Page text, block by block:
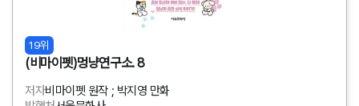
19위
(비마이펫)멍냥연구소. 8
저자비마이펫 원작 ; 박지영 만화